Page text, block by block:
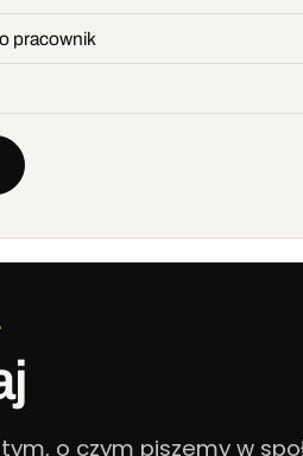
pracownik
o czym piszemy w